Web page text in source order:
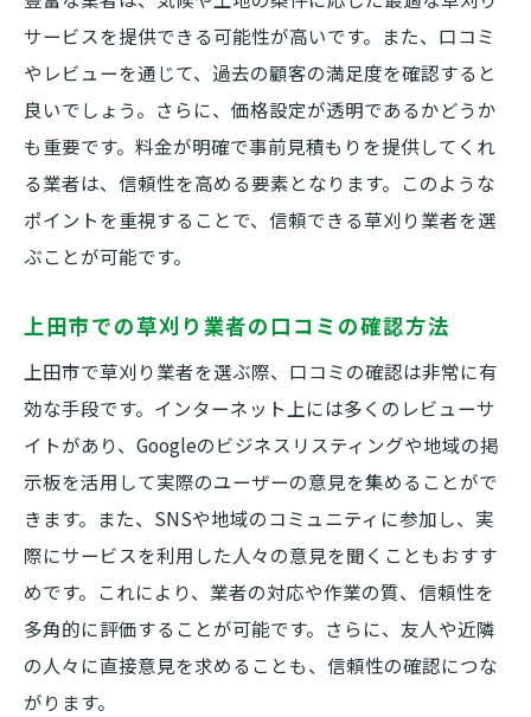
プロが実践する庭のお手入れスケジュール
庭の草刈り後の土壌管理の重要性
信頼できる草刈り業者の特徴と上田市での選び
方
経験豊富な草刈り業者を見極める
地域密着型の草刈り業者の利点
実績に基づく業者選びのポイント
上田市での評判の良い業者リスト
草刈りの技術認定がある業者の選び方
季節ごとの草刈りタイミングと上田市での効果
的な方法
春の草刈りで注意すべきポイント
夏の草刈りで庭を涼しく保つ方法
秋の草刈りで来年に備える
サービスを提供できる可能性が高いです。また、口コミ
やレビューを通じて、過去の顧客の満足度を確認すると
良いでしょう。さらに、価格設定が透明であるかどうか
も重要です。料金が明確で事前見積もりを提供してくれ
る業者は、信頼性を高める要素となります。このような
ポイントを重視することで、信頼できる草刈り業者を選
ぶことが可能です。
上田市での草刈り業者の口コミの確認方法
上田市で草刈り業者を選ぶ際、口コミの確認は非常に有
効な手段です。インターネット上には多くのレビューサ
イトがあり、Googleのビジネスリスティングや地域の掲
示板を活用して実際のユーザーの意見を集めることがで
きます。また、SNSや地域のコミュニティに参加し、実
際にサービスを利用した人々の意見を聞くこともおすす
めです。これにより、業者の対応や作業の質、信頼性を
多角的に評価することが可能です。さらに、友人や近隣
の人々に直接意見を求めることも、信頼性の確認につな
がります。